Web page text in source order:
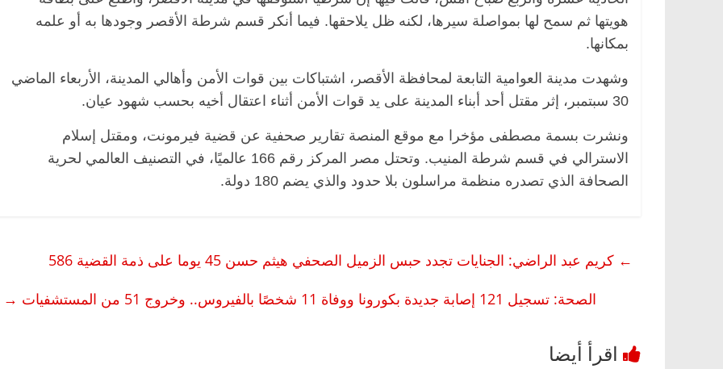
هويتها ثم سمح لها بمواصلة سيرها، لكنه ظل يلاحقها. فيما أنكر قسم شرطة الأقصر وجودها به أو علمه
بمكانها.
وشهدت مدينة العوامية التابعة لمحافظة الأقصر، اشتباكات بين قوات الأمن وأهالي المدينة، الأربعاء الماضي
30 سبتمبر، إثر مقتل أحد أبناء المدينة على يد قوات الأمن أثناء اعتقال أخيه بحسب شهود عيان.
ونشرت بسمة مصطفى مؤخرا مع موقع المنصة تقارير صحفية عن قضية فيرمونت، ومقتل إسلام
الاسترالي في قسم شرطة المنيب. وتحتل مصر المركز رقم 166 عالميًا، في التصنيف العالمي لحرية
الصحافة الذي تصدره منظمة مراسلون بلا حدود والذي يضم 180 دولة.
← كريم عبد الراضي: الجنايات تجدد حبس الزميل الصحفي هيثم حسن 45 يوما على ذمة القضية 586
الصحة: تسجيل 121 إصابة جديدة بكورونا ووفاة 11 شخصًا بالفيروس.. وخروج 51 من المستشفيات
→